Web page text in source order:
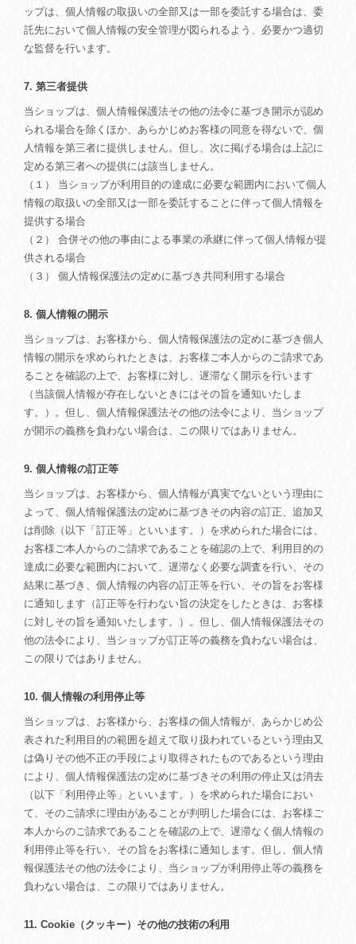
ップは、個人情報の取扱いの全部又は一部を委託する場合は、委
託先において個人情報の安全管理が図られるよう、必要かつ適切
な監督を行います。
7. 第三者提供
当ショップは、個人情報保護法その他の法令に基づき開示が認め
られる場合を除くほか、あらかじめお客様の同意を得ないで、個
人情報を第三者に提供しません。但し、次に掲げる場合は上記に
定める第三者への提供には該当しません。
（１） 当ショップが利用目的の達成に必要な範囲内において個人
情報の取扱いの全部又は一部を委託することに伴って個人情報を
提供する場合
（２） 合併その他の事由による事業の承継に伴って個人情報が提
供される場合
（３） 個人情報保護法の定めに基づき共同利用する場合
8. 個人情報の開示
当ショップは、お客様から、個人情報保護法の定めに基づき個人
情報の開示を求められたときは、お客様ご本人からのご請求であ
ることを確認の上で、お客様に対し、遅滞なく開示を行います
（当該個人情報が存在しないときにはその旨を通知いたしま
す。）。但し、個人情報保護法その他の法令により、当ショップ
が開示の義務を負わない場合は、この限りではありません。
9. 個人情報の訂正等
当ショップは、お客様から、個人情報が真実でないという理由に
よって、個人情報保護法の定めに基づきその内容の訂正、追加又
は削除（以下「訂正等」といいます。）を求められた場合には、
お客様ご本人からのご請求であることを確認の上で、利用目的の
達成に必要な範囲内において、遅滞なく必要な調査を行い、その
結果に基づき、個人情報の内容の訂正等を行い、その旨をお客様
に通知します（訂正等を行わない旨の決定をしたときは、お客様
に対しその旨を通知いたします。）。但し、個人情報保護法その
他の法令により、当ショップが訂正等の義務を負わない場合は、
この限りではありません。
10. 個人情報の利用停止等
当ショップは、お客様から、お客様の個人情報が、あらかじめ公
表された利用目的の範囲を超えて取り扱われているという理由又
は偽りその他不正の手段により取得されたものであるという理由
により、個人情報保護法の定めに基づきその利用の停止又は消去
（以下「利用停止等」といいます。）を求められた場合におい
て、そのご請求に理由があることが判明した場合には、お客様ご
本人からのご請求であることを確認の上で、遅滞なく個人情報の
利用停止等を行い、その旨をお客様に通知します。但し、個人情
報保護法その他の法令により、当ショップが利用停止等の義務を
負わない場合は、この限りではありません。
11. Cookie（クッキー）その他の技術の利用